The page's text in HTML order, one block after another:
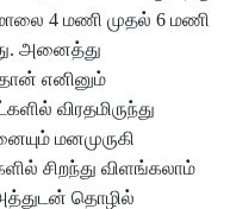
4 மணி முதல் 6 மணி
அனைத்து
எனினும்
விரதமிருந்து
மனமுருகி
சிறந்து விளங்கலாம்
தொழில்